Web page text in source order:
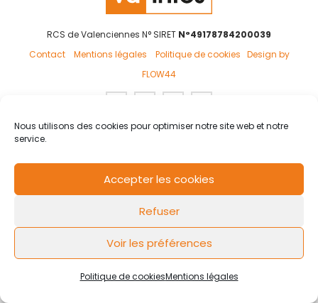
Nous utilisons des cookies pour optimiser notre site web et notre
service.
Accepter les cookies
Refuser
Voir les préférences
Politique de cookiesMentions légales
RCS de Valenciennes N° SIRET N°49178784200039
Contact
Mentions légales Politique de cookies Design by
FLOW44